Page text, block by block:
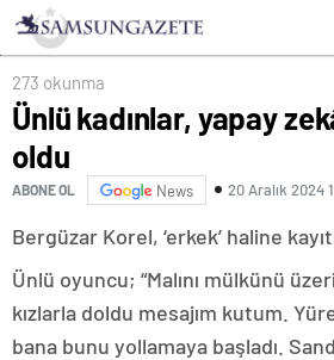
273 okunma
Ünlü kadınlar, yapay
oldu
ABONE OL News 20 Aralık 2024
Bergüzar Korel, ‘erkek’ haline
Ünlü oyuncu; “Malını mülkünü
kızlarla doldu mesajım kutum.
bana bunu yollamaya başladı.